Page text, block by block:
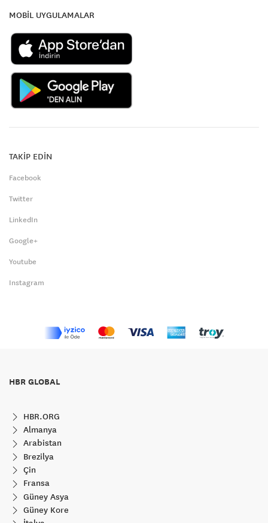
MOBİL UYGULAMALAR
TAKİP EDİN
Facebook
Twitter
LinkedIn
Google+
Youtube
Instagram
HBR GLOBAL
HBR.ORG
Almanya
Arabistan
Brezilya
Çin
Fransa
Güney Asya
Güney Kore